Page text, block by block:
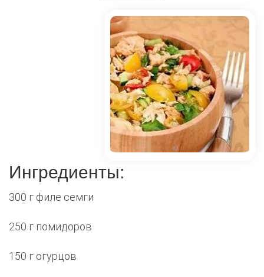
Ингредиенты:
300 г филе семги
250 г помидоров
150 г огурцов